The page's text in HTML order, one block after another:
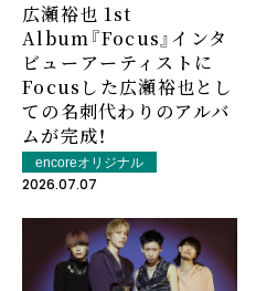
広瀬裕也 1st
Album『Focus』インタ
ビュー――アーティストに
Focusした広瀬裕也とし
ての名刺代わりのアルバ
ムが完成！
encoreオリジナル
2026.07.07